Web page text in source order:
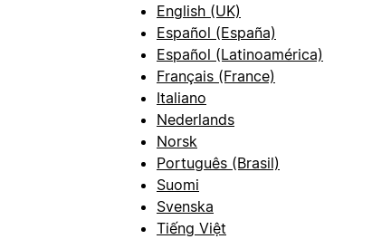
English (UK)
Español (España)
Español (Latinoamérica)
Français (France)
Italiano
Nederlands
Norsk
Português (Brasil)
Suomi
Svenska
Tiếng Việt